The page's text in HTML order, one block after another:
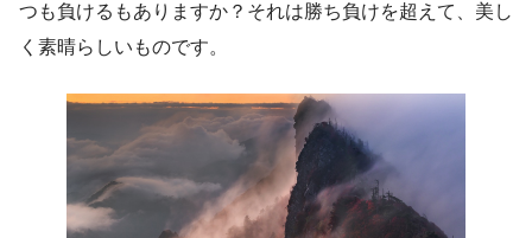
つも負けるもありますか？それは勝ち負けを超えて、美し
く素晴らしいものです。